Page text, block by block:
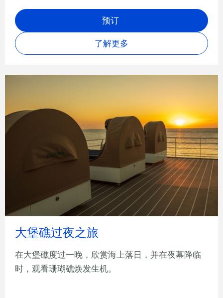
预订
了解更多
大堡礁过夜之旅
在大堡礁度过一晚，欣赏海上落日，并在夜幕降临
时，观看珊瑚礁焕发生机。